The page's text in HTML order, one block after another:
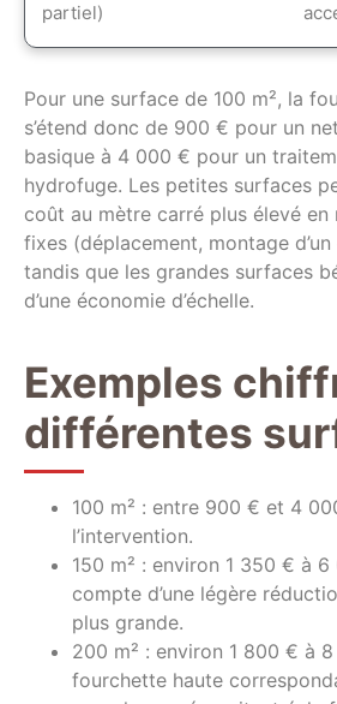
partiel)
Pour une surface de 100 m², la
s’étend donc de 900 € pour un
basique à 4 000 € pour un
hydrofuge. Les petites surfaces
coût au mètre carré plus élevé en
fixes (déplacement, montage
tandis que les grandes surfaces
d’une économie d’échelle.
Exemples
différentes
100 m² : entre 900 € et 4
l’intervention.
150 m² : environ 1 350 € à
compte d’une légère
plus grande.
200 m² : environ 1 800 € à
fourchette haute